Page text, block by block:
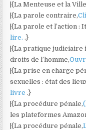
|{La Menteuse et la
|{La parole contraire,
|{La parole et l’action :
lire..}
|{La pratique judiciaire
droits de l’homme,
|{La prise en charge
sexuelles : état des
livre.}
|{La procédure pénale,
les plateformes
|{La procédure pénale,